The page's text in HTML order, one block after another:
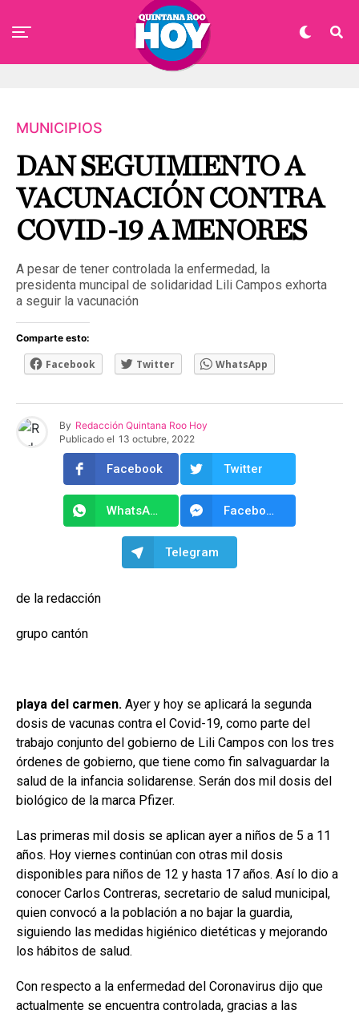
MUNICIPIOS
DAN SEGUIMIENTO A
VACUNACIÓN CONTRA
COVID-19 A MENORES
A pesar de tener controlada la enfermedad, la
presidenta muncipal de solidaridad Lili Campos exhorta
a seguir la vacunación
Comparte esto:
Facebook Twitter WhatsApp
By Redacción Quintana Roo Hoy
Publicado el 13 octubre, 2022
Facebook Twitter
WhatsApp Facebook Messenger
Telegram
de la redacción
grupo cantón
playa del carmen. Ayer y hoy se aplicará la segunda
dosis de vacunas contra el Covid-19, como parte del
trabajo conjunto del gobierno de Lili Campos con los tres
órdenes de gobierno, que tiene como fin salvaguardar la
salud de la infancia solidarense. Serán dos mil dosis del
biológico de la marca Pfizer.
Las primeras mil dosis se aplican ayer a niños de 5 a 11
años. Hoy viernes continúan con otras mil dosis
disponibles para niños de 12 y hasta 17 años. Así lo dio a
conocer Carlos Contreras, secretario de salud municipal,
quien convocó a la población a no bajar la guardia,
siguiendo las medidas higiénico dietéticas y mejorando
los hábitos de salud.
Con respecto a la enfermedad del Coronavirus dijo que
actualmente se encuentra controlada, gracias a las